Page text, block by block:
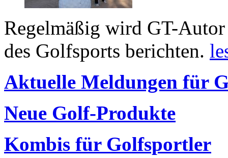
Regelmäßig wird GT-
des Golfsports berichten.
Aktuelle Meldungen für
Neue Golf-Produkte
Kombis für Golfsportler